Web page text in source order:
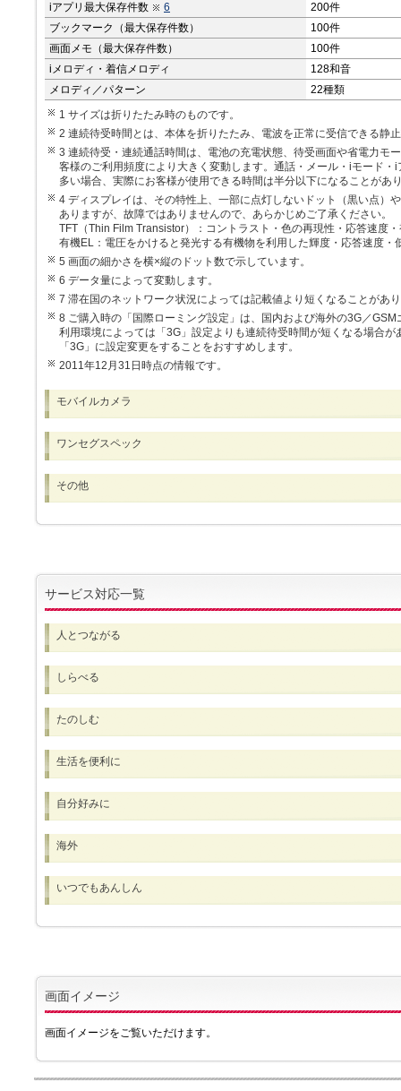
iアプリ最大保存件数
6
200件
ブックマーク（最大保存件数）
100件
画面メモ（最大保存件数）
100件
iメロディ・着信メロディ
128和音
メロディ／パターン
22種類
1 サイズは折りたたみ時のものです。
2 連続待受時間とは、本体を折りたたみ、電波を正常に受信できる静
3 連続待受・連続通話時間は、電池の充電状態、待受画面や省電力モ
客様のご利用頻度により大きく変動します。通話・メール・iモード
多い場合、実際にお客様が使用できる時間は半分以下になることがあ
4 ディスプレイは、その特性上、一部に点灯しないドット（黒い点）
ありますが、故障ではありませんので、あらかじめご了承ください。
TFT（Thin Film Transistor）
：コントラスト・色の再現性・応答速度
有機EL
：電圧をかけると発光する有機物を利用した輝度・応答速度
5 画面の細かさを横×縦のドット数で示しています。
6 データ量によって変動します。
7 滞在国のネットワーク状況によっては記載値より短くなることがあ
8 ご購入時の「国際ローミング設定」は、国内および海外の3G／
利用環境によっては「3G」設定よりも連続待受時間が短くなる場合
「3G」に設定変更をすることをおすすめします。
2011年12月31日時点の情報です。
モバイルカメラ
ワンセグスペック
その他
サービス対応一覧
人とつながる
しらべる
たのしむ
生活を便利に
自分好みに
海外
いつでもあんしん
画面イメージ
画面イメージをご覧いただけます。